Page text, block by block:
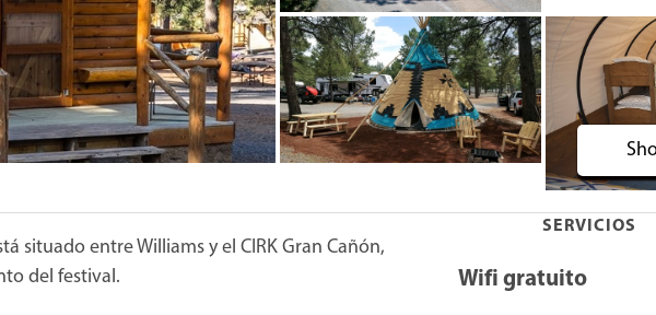
situado entre Williams y el CIRK Gran Cañón,
del festival.
SERVICIOS
Wifi gratuito